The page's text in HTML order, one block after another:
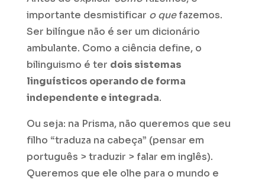
importante desmistificar o quefazemos.
Ser bilíngue não é ser um dicionário
ambulante. Como a ciência define, o
bilinguismo é ter dois sistemas
linguísticos operando de forma
independente e integrada.
Ou seja: na Prisma, não queremos que seu
filho “traduza na cabeça” (pensar em
português > traduzir > falar em inglês).
Queremos que ele olhe para o mundo e